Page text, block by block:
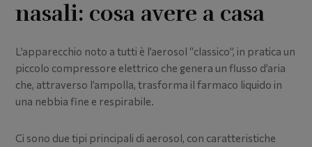
nasali: cosa avere a casa
L’apparecchio noto a tutti è l’aerosol “classico”, in pratica un
piccolo compressore elettrico che genera un flusso d’aria
che, attraverso l’ampolla, trasforma il farmaco liquido in
una nebbia fine e respirabile.
Ci sono due tipi principali di aerosol, con caratteristiche